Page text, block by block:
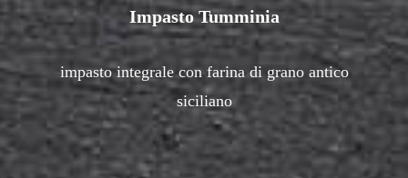
Impasto Tumminia
impasto integrale con farina di grano antico
siciliano